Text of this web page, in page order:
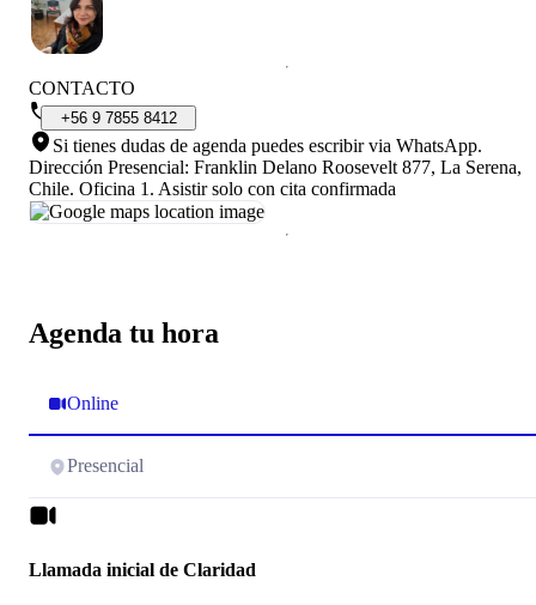
Agenda tu hora
Online
Presencial
Llamada inicial de Claridad
CONTACTO
+56 9 7855 8412
Si tienes dudas de agenda puedes escribir via WhatsApp.
Dirección Presencial: Franklin Delano Roosevelt 877, La Serena,
Chile. Oficina 1. Asistir solo con cita confirmada